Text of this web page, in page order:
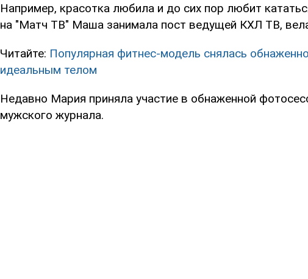
Например, красотка любила и до сих пор любит
на "Матч ТВ" Маша занимала пост ведущей КХЛ ТВ,
Читайте: Популярная фитнес-модель снялась
идеальным телом
Недавно Мария приняла участие в обнаженной
мужского журнала.